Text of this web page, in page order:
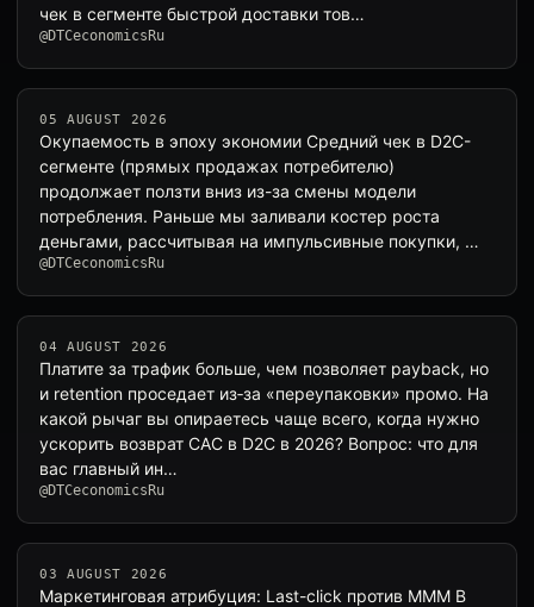
чек в сегменте быстрой доставки тов…
@DTCeconomicsRu
05 AUGUST 2026
Окупаемость в эпоху экономии Средний чек в D2C-
сегменте (прямых продажах потребителю)
продолжает ползти вниз из-за смены модели
потребления. Раньше мы заливали костер роста
деньгами, рассчитывая на импульсивные покупки, …
@DTCeconomicsRu
04 AUGUST 2026
Платите за трафик больше, чем позволяет payback, но
и retention проседает из‑за «переупаковки» промо. На
какой рычаг вы опираетесь чаще всего, когда нужно
ускорить возврат CAC в D2C в 2026? Вопрос: что для
вас главный ин…
@DTCeconomicsRu
03 AUGUST 2026
Маркетинговая атрибуция: Last-click против MMM В